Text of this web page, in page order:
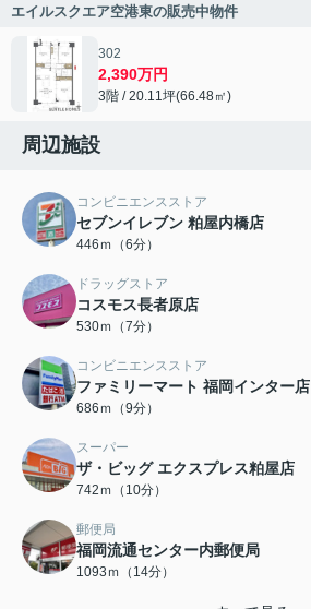
エイルスクエア空港東の販売中物件
302
2,390万円
3階 / 20.11坪(66.48㎡)
周辺施設
コンビニエンスストア
セブンイレブン 粕屋内橋店
446ｍ（6分）
ドラッグストア
コスモス長者原店
530ｍ（7分）
コンビニエンスストア
ファミリーマート 福岡インター店
686ｍ（9分）
スーパー
ザ・ビッグ エクスプレス粕屋店
742ｍ（10分）
郵便局
福岡流通センター内郵便局
1093ｍ（14分）